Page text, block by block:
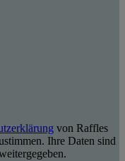
von Raffles
Ihre Daten sind